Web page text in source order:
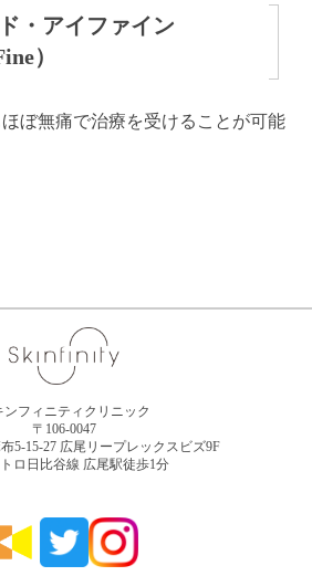
・アイファイン
）
ぼ無痛で治療を受けることが可能
ンフィニティクリニック
〒106-0047
5-15-27 広尾リープレックスビズ9F
ロ日比谷線 広尾駅徒歩1分